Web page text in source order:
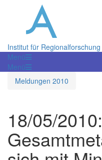
Institut für Regionalforschung
Menü
Menü
Meldungen 2010
18/05/2010: